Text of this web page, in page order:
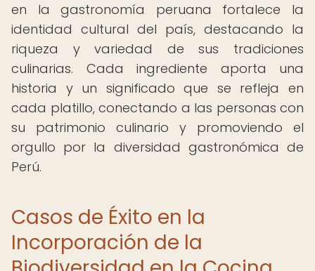
en la gastronomía peruana fortalece la
identidad cultural del país, destacando la
riqueza y variedad de sus tradiciones
culinarias. Cada ingrediente aporta una
historia y un significado que se refleja en
cada platillo, conectando a las personas con
su patrimonio culinario y promoviendo el
orgullo por la diversidad gastronómica de
Perú.
Casos de Éxito en la
Incorporación de la